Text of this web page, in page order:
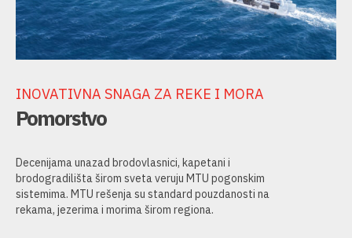
INOVATIVNA SNAGA ZA REKE I MORA
Pomorstvo
Decenijama unazad brodovlasnici, kapetani i
brodogradilišta širom sveta veruju MTU pogonskim
sistemima. MTU rešenja su standard pouzdanosti na
rekama, jezerima i morima širom regiona.